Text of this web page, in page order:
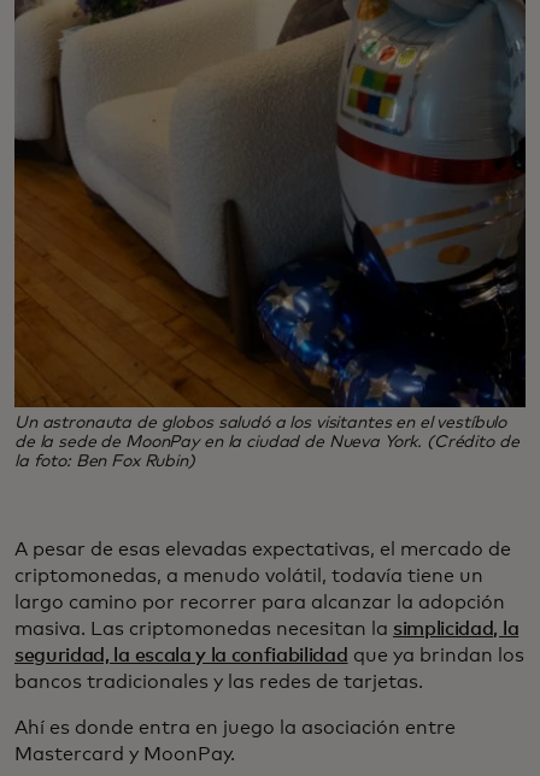
Un astronauta de globos saludó a los visitantes en el vestíbulo
de la sede de MoonPay en la ciudad de Nueva York. (Crédito de
la foto: Ben Fox Rubin)
A pesar de esas elevadas expectativas, el mercado de
criptomonedas, a menudo volátil, todavía tiene un
largo camino por recorrer para alcanzar la adopción
masiva. Las criptomonedas necesitan la simplicidad, la
seguridad, la escala y la confiabilidad que ya brindan los
bancos tradicionales y las redes de tarjetas.
Ahí es donde entra en juego la asociación entre
Mastercard y MoonPay.